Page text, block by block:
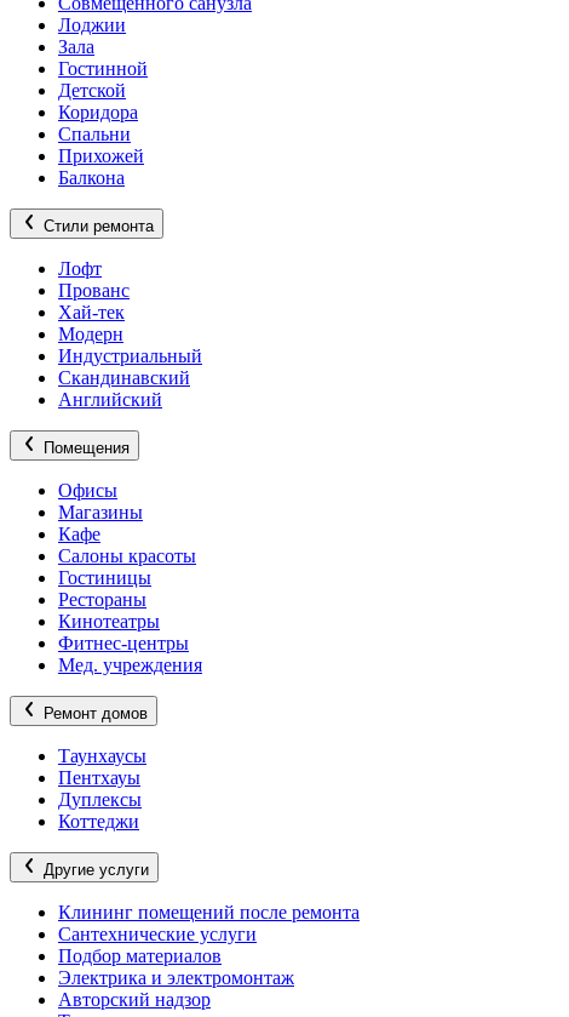
Лоджии
Зала
Гостинной
Детской
Коридора
Спальни
Прихожей
Балкона
Стили ремонта
Лофт
Прованс
Хай-тек
Модерн
Индустриальный
Скандинавский
Английский
Помещения
Офисы
Магазины
Кафе
Салоны красоты
Гостиницы
Рестораны
Кинотеатры
Фитнес-центры
Мед. учреждения
Ремонт домов
Таунхаусы
Пентхауы
Дуплексы
Коттеджи
Другие услуги
Клининг помещений после ремонта
Сантехнические услуги
Подбор материалов
Электрика и электромонтаж
Авторский надзор